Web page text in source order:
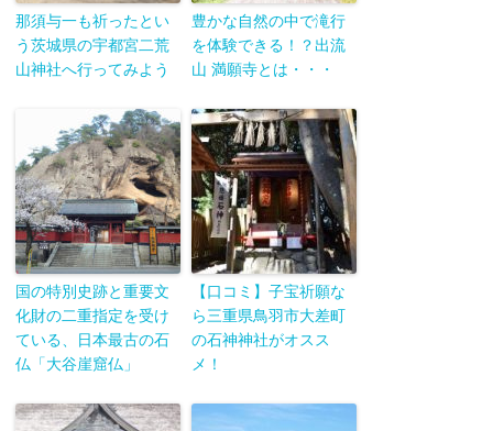
那須与一も祈ったとい
う茨城県の宇都宮二荒
山神社へ行ってみよう
豊かな自然の中で滝行
を体験できる！？出流
山 満願寺とは・・・
国の特別史跡と重要文
化財の二重指定を受け
ている、日本最古の石
仏「大谷崖窟仏」
【口コミ】子宝祈願な
ら三重県鳥羽市大差町
の石神神社がオスス
メ！